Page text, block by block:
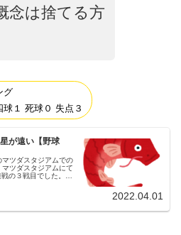
念は捨てる方
グ
１ 死球０ 失点３
が遠い【野球
ツダスタジアムでの
ツダスタジアムにて
の３戦目でした。
2022.04.01